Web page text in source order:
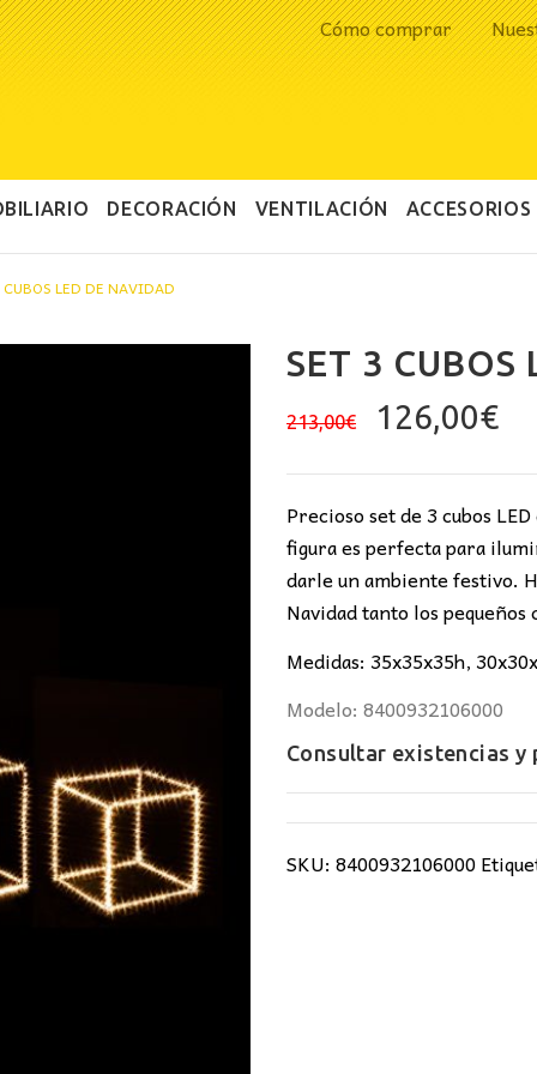
Cómo comprar
DECORACIÓN VENTILACIÓN ACCESORIOS
CUBOS LED DE NAVIDAD
SET 3 CUBOS
213,00€
El
original
era:
213,00€.
126,00€El
Precioso set de 3 cubos
figura es perfecta para
darle un ambiente festivo.
Navidad tanto los pequeños
Medidas: 35x35x35h,
Modelo: 8400932106000
Consultar existencias y
SKU: 8400932106000